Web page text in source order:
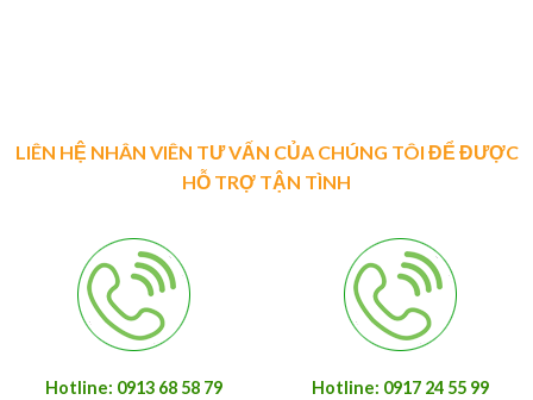
LIÊN HỆ NHÂN VIÊN TƯ VẤN CỦA CHÚNG TÔI ĐỂ ĐƯỢC
HỖ TRỢ TẬN TÌNH
Hotline: 0913 68 58 79 Hotline: 0917 24 55 99